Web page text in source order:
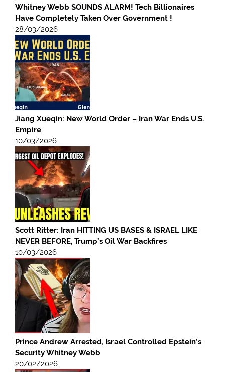
Whitney Webb SOUNDS ALARM! Tech Billionaires
Have Completely Taken Over Government !
28/03/2026
Jiang Xueqin: New World Order – Iran War Ends U.S.
Empire
10/03/2026
Scott Ritter: Iran HITTING US BASES & ISRAEL LIKE
NEVER BEFORE, Trump’s Oil War Backfires
10/03/2026
Prince Andrew Arrested, Israel Controlled Epstein’s
Security Whitney Webb
20/02/2026